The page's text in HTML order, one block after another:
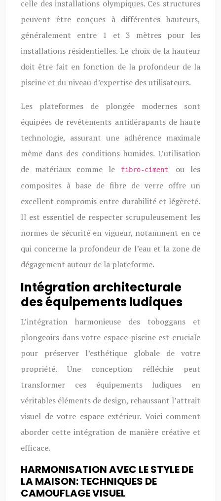
celle des installations olympiques. Ces structures
peuvent être conçues à différentes hauteurs,
généralement entre 1 et 3 mètres pour les
installations résidentielles. Le choix de la hauteur
doit être fait en fonction de la profondeur de la
piscine et du niveau d’expertise des utilisateurs.
Les plateformes de plongée modernes sont
équipées de revêtements antidérapants de haute
technologie, assurant une adhérence maximale
même dans des conditions humides. L’utilisation
de matériaux comme le
fibro-ciment ou les
composites à base de fibre de verre offre un
excellent compromis entre durabilité et légèreté.
Il est essentiel de respecter scrupuleusement les
normes de sécurité en vigueur, notamment en ce
qui concerne la profondeur de l’eau et la zone de
dégagement autour de la plateforme.
Intégration architecturale
des équipements ludiques
L’intégration harmonieuse des toboggans et
plongeoirs dans votre espace piscine est cruciale
pour préserver l’esthétique globale de votre
propriété. Une conception réfléchie peut
transformer ces équipements ludiques en
véritables éléments de design, rehaussant l’attrait
visuel de votre espace extérieur. Voici comment
aborder cette intégration de manière créative et
efficace.
HARMONISATION AVEC LE STYLE DE
LA MAISON: TECHNIQUES DE
CAMOUFLAGE VISUEL